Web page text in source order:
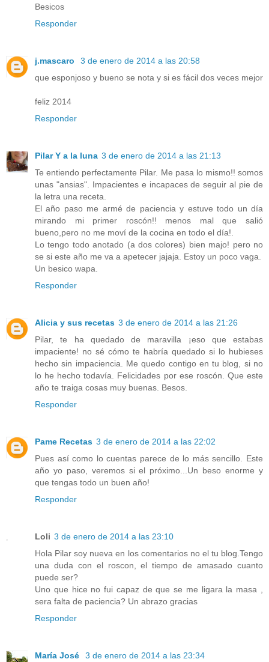
Besicos
Responder
j.mascaro
3 de enero de 2014 a las 20:58
que esponjoso y bueno se nota y si es fácil dos veces mejor
feliz 2014
Responder
Pilar Y a la luna 3 de enero de 2014 a las 21:13
Te entiendo perfectamente Pilar. Me pasa lo mismo!! somos
unas "ansias". Impacientes e incapaces de seguir al pie de
la letra una receta.
El año paso me armé de paciencia y estuve todo un día
mirando mi primer roscón!! menos mal que salió
bueno,pero no me moví de la cocina en todo el día!.
Lo tengo todo anotado (a dos colores) bien majo! pero no
se si este año me va a apetecer jajaja. Estoy un poco vaga.
Un besico wapa.
Responder
Alicia y sus recetas 3 de enero de 2014 a las 21:26
Pilar, te ha quedado de maravilla ¡eso que estabas
impaciente! no sé cómo te habría quedado si lo hubieses
hecho sin impaciencia. Me quedo contigo en tu blog, si no
lo he hecho todavía. Felicidades por ese roscón. Que este
año te traiga cosas muy buenas. Besos.
Responder
Pame Recetas 3 de enero de 2014 a las 22:02
Pues así como lo cuentas parece de lo más sencillo. Este
año yo paso, veremos si el próximo...Un beso enorme y
que tengas todo un buen año!
Responder
Loli 3 de enero de 2014 a las 23:10
Hola Pilar soy nueva en los comentarios no el tu blog.Tengo
una duda con el roscon, el tiempo de amasado cuanto
puede ser?
Uno que hice no fui capaz de que se me ligara la masa ,
sera falta de paciencia? Un abrazo gracias
Responder
María José
3 de enero de 2014 a las 23:34